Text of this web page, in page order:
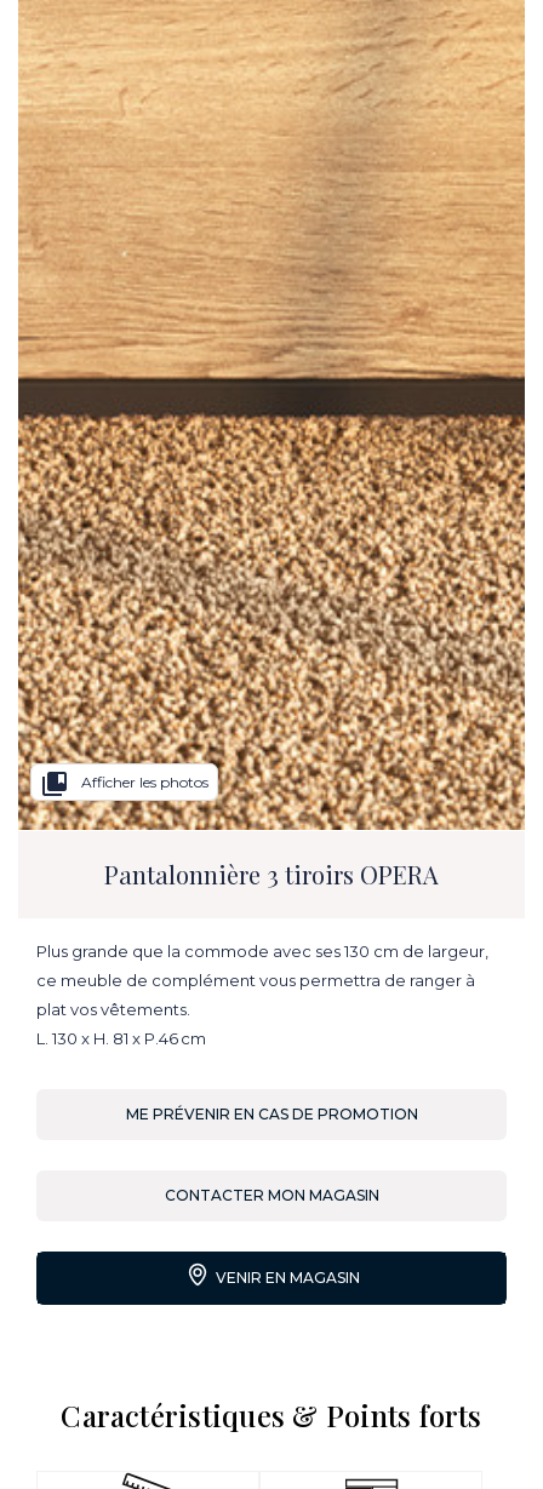
collections_bookmark Afficher les photos
Pantalonnière 3 tiroirs OPERA
Plus grande que la commode avec ses 130 cm de largeur,
ce meuble de complément vous permettra de ranger à
plat vos vêtements.
L. 130 x H. 81 x P.46 cm
ME PRÉVENIR EN CAS DE PROMOTION
CONTACTER MON MAGASIN
VENIR EN MAGASIN
Caractéristiques & Points forts